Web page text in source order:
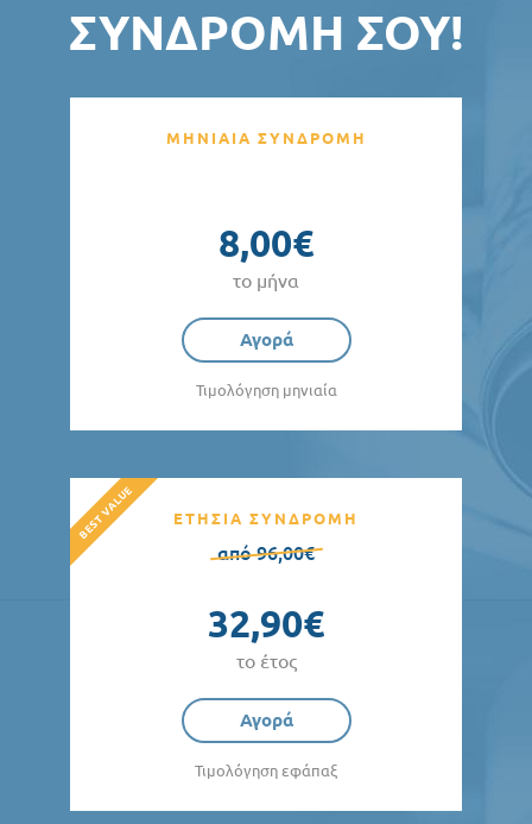
ΣΥΝΔΡΟΜΉ ΣΟΥ!
ΜΗΝΙΑΙΑ ΣΥΝΔΡΟΜΗ
8,00€
το μήνα
Αγορά
Τιμολόγηση μηνιαία
ΕΤΗΣΙΑ ΣΥΝΔΡΟΜΗ
από 96,00€
32,90€
το έτος
Αγορά
Τιμολόγηση εφάπαξ